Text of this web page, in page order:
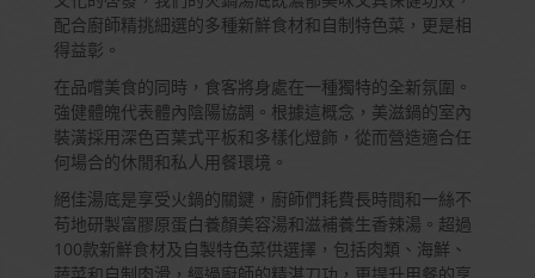
配合廚師精挑細選的多種新鮮食材和自制特色菜，更是相
得益彰。
在品嚐美食的同時，食客將身處在一種獨特的全新氛圍。
強健體魄代表體內陰陽協調。根據這概念，美滋鍋的室內
裝潢採用深色百葉式平板和多樣化燈飾，從而營造適合任
何場合的休閒和私人用餐環境。
絕佳湯底是享受火鍋的關鍵，廚師們耗費長時間和一絲不
苟地研製富膠原蛋白養顏美容湯和滋補養生香辣湯。超過
100款新鮮食材及自製特色菜供選擇，包括肉類、海鮮、